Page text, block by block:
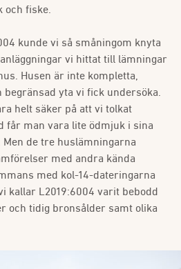
och fiske.
kunde vi så småningom knyta
vi hittat till lämningar
Husen är inte kompletta,
begränsad yta vi fick undersöka.
helt säker på att vi tolkat
får man vara lite ödmjuk i sina
de tre huslämningarna
med andra kända
med kol-14-dateringarna
kallar L2019:6004 varit bebodd
och tidig bronsålder samt olika